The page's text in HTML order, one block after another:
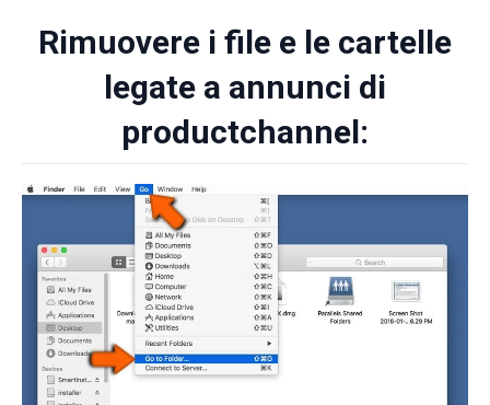
Rimuovere i file e le cartelle
legate a annunci di
productchannel: